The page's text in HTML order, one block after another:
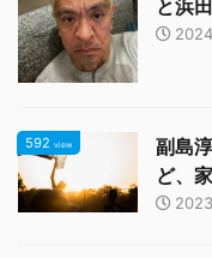
と浜
592 view
副島
ど、